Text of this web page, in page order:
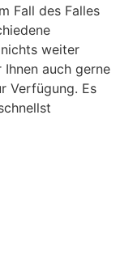
Fall des Falles
weiter
auch gerne
Verfügung. Es